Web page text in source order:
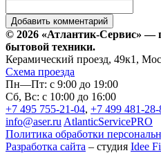
© 2026 «Атлантик-Сервис» —
бытовой техники.
Керамический проезд, 49к1,
Схема проезда
Пн—Пт: с 9:00 до 19:00
Сб, Вс: с 10:00 до 16:00
+7 495 755-21-04, +7 499 481-28-
info@aser.ru AtlanticServicePRO
Политика обработки
Разработка сайта – студия Idee